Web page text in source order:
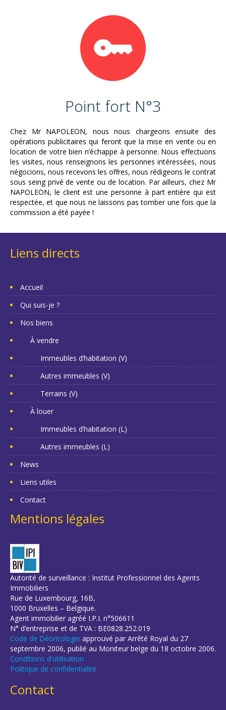
Point fort N°3
Chez Mr NAPOLEON, nous nous chargeons ensuite des
opérations publicitaires qui feront que la mise en vente ou en
location de votre bien n’échappe à personne. Nous effectuons
les visites, nous renseignons les personnes intéressées, nous
négocions, nous recevons les offres, nous rédigeons le contrat
sous seing privé de vente ou de location. Par ailleurs, chez Mr
NAPOLEON, le client est une personne à part entière qui est
respectée, et que nous ne laissons pas tomber une fois que la
commission a été payée !
Liens directs
Accueil
Qui suis-je ?
Nos biens
À vendre
Immeubles d’habitation (V)
Autres immeubles (V)
Terrains (V)
À louer
Immeubles d’habitation (L)
Autres immeubles (L)
News
Liens utiles
Contact
Mentions légales
Autorité de surveillance : Institut Professionnel des Agents
Immobiliers
Rue de Luxembourg, 16B,
1000 Bruxelles – Belgique.
Agent immobilier agréé I.P.I. n°506611
N° d’entreprise et de TVA : BE0828.252.019
Code de Déontologie approuvé par Arrêté Royal du 27
septembre 2006, publié au Moniteur belge du 18 octobre 2006.
Conditions d'utilisation
Politique de confidentialité
Contact